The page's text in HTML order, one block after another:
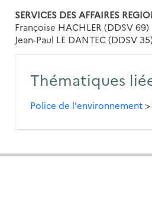
SERVICES DES AFFAIRES
Françoise HACHLER (DDSV 69)
Jean-Paul LE DANTEC (DDSV
Thématiques
Police de l'environnement>